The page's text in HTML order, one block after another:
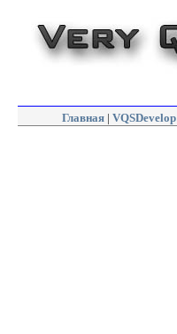
Главная | VQSDevelop